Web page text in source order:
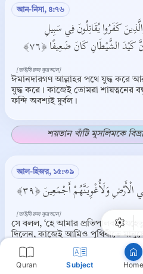
Quran Subject Home
আন-নিসা, ৪:৭৬
كَفَرُوا يُقَاتِلُونَ فِي سَبِيلِ
كَيْدَ الشَّيْطَانِ كَانَ ضَعِيفًا ﴿٧٦﴾
ঈমানদারগণ আল্লাহর পথে যুদ্ধ করে
যুদ্ধ করে। কাজেই তোমরা শায়ত্বনের
ফন্দি অবশ্যই দুর্বল।
[তাইসিরুল কুরআন]
শয়তান খাঁটি মুসলিমকে
আল-হিজর, ১৫:৩৯
الْأَرْضِ وَلَأُغْوِيَنَّهُمْ أَجْمَعِينَ ﴿٣٩﴾
সে বলল, ‘হে আমার প্রতিপালক!
দিলেন, কাজেই আমিও পৃথিবীতে
অবশ্যই সুশোভিত করে দেখাব আর
করব।
[তাইসিরুল কুরআন]